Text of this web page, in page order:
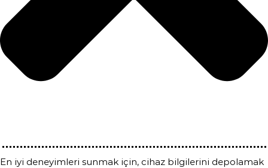
En iyi deneyimleri sunmak için, cihaz bilgilerini depolamak